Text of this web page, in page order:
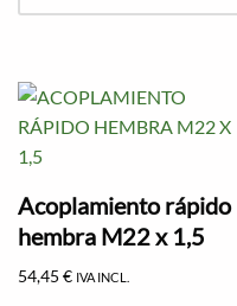
Acoplamiento rápido
hembra M22 x 1,5
54,45 € IVA INCL.